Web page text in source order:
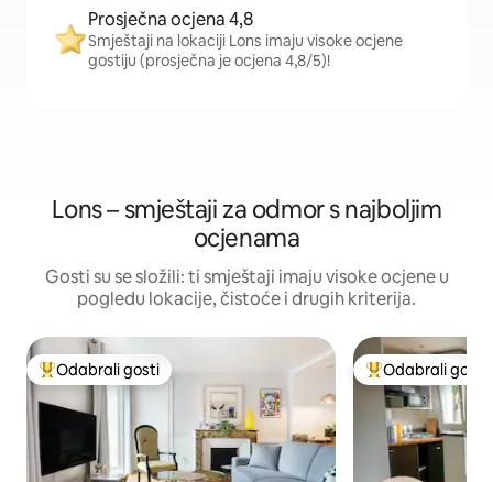
Prosječna ocjena 4,8
Smještaji na lokaciji Lons imaju visoke ocjene
gostiju (prosječna je ocjena 4,8/5)!
Lons – smještaji za odmor s najboljim
ocjenama
Gosti su se složili: ti smještaji imaju visoke ocjene u
pogledu lokacije, čistoće i drugih kriterija.
Među najviše rangiranima s oznakom „Odabrali gosti”
Odabrali gosti Među najviše
Odabrali gosti